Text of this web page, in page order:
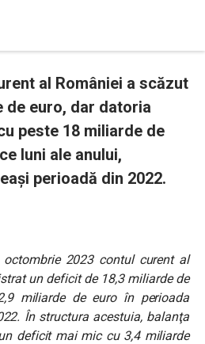
al României a scăzut
de euro, dar datoria
peste 18 miliarde de
luni ale anului,
perioadă din 2022.
2023 contul curent al
un deficit de 18,3 miliarde de
miliarde de euro în perioada
În structura acestuia, balanţa
deficit mai mic cu 3,4 miliarde